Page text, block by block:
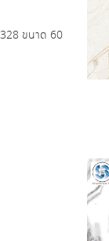
ขนาด 60